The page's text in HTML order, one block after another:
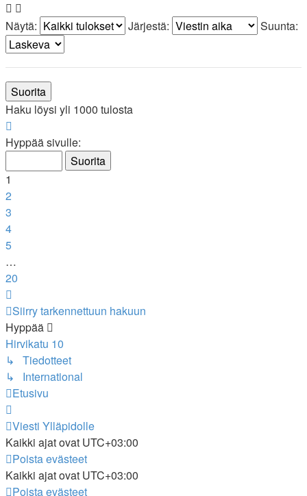
Näytä: Järjestä: Suunta:
Haku löysi yli 1000 tulosta
1/20
Hyppää sivulle:
1
2
3
4
5
…
20
Siirry tarkennettuun hakuun
Hyppää
Hirvikatu 10
↳ Tiedotteet
↳ International
Etusivu
Viesti Ylläpidolle
Kaikki ajat ovat UTC+03:00
Poista evästeet
Kaikki ajat ovat UTC+03:00
Poista evästeet